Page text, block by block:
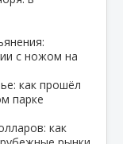
с ножом на
как прошёл
парке
как